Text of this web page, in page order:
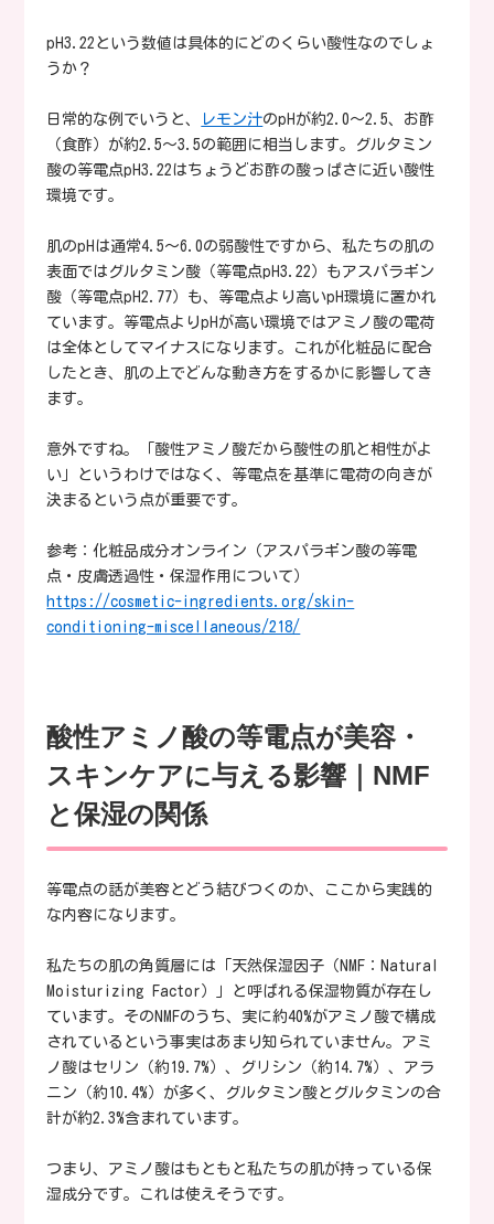
pH3.22という数値は具体的にどのくらい酸性なのでしょ
うか？
日常的な例でいうと、 レモン汁のpHが約2.0〜2.5、お酢
（食酢）が約2.5〜3.5の範囲に相当します。グルタミン
酸の等電点pH3.22はちょうどお酢の酸っぱさに近い酸性
環境です。
肌のpHは通常4.5〜6.0の弱酸性ですから、私たちの肌の
表面ではグルタミン酸（等電点pH3.22）もアスパラギン
酸（等電点pH2.77）も、等電点より高いpH環境に置かれ
ています。等電点よりpHが高い環境ではアミノ酸の電荷
は全体としてマイナスになります。これが化粧品に配合
したとき、肌の上でどんな動き方をするかに影響してき
ます。
意外ですね。「酸性アミノ酸だから酸性の肌と相性がよ
い」というわけではなく、等電点を基準に電荷の向きが
決まるという点が重要です。
参考：化粧品成分オンライン（アスパラギン酸の等電
点・皮膚透過性・保湿作用について）
https://cosmetic-ingredients.org/skin-
conditioning-miscellaneous/218/
酸性アミノ酸の等電点が美容・
スキンケアに与える影響｜NMF
と保湿の関係
等電点の話が美容とどう結びつくのか、ここから実践的
な内容になります。
私たちの肌の角質層には「天然保湿因子（NMF：Natural
Moisturizing Factor）」と呼ばれる保湿物質が存在し
ています。そのNMFのうち、実に約40%がアミノ酸で構成
されているという事実はあまり知られていません。アミ
ノ酸はセリン（約19.7%）、グリシン（約14.7%）、アラ
ニン（約10.4%）が多く、グルタミン酸とグルタミンの合
計が約2.3%含まれています。
つまり、アミノ酸はもともと私たちの肌が持っている保
湿成分です。これは使えそうです。